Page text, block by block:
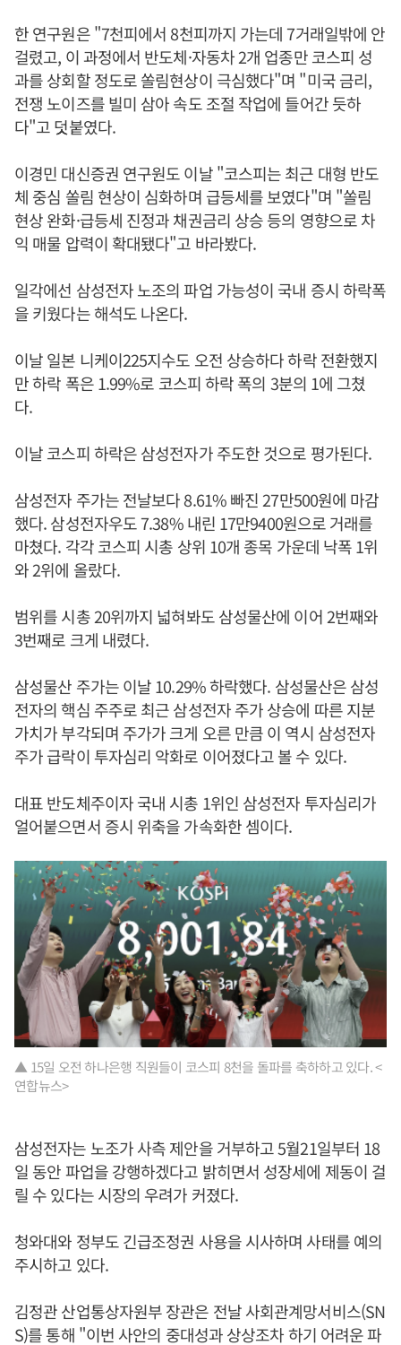
한 연구원은 "7천피에서 8천피까지 가는데 7거래일밖에 안
걸렸고, 이 과정에서 반도체·자동차 2개 업종만 코스피 성
과를 상회할 정도로 쏠림현상이 극심했다"며 "미국 금리,
전쟁 노이즈를 빌미 삼아 속도 조절 작업에 들어간 듯하
다"고 덧붙였다.
이경민 대신증권 연구원도 이날 "코스피는 최근 대형 반도
체 중심 쏠림 현상이 심화하며 급등세를 보였다"며 "쏠림
현상 완화·급등세 진정과 채권금리 상승 등의 영향으로 차
익 매물 압력이 확대됐다"고 바라봤다.
일각에선 삼성전자 노조의 파업 가능성이 국내 증시 하락폭
을 키웠다는 해석도 나온다.
이날 일본 니케이225지수도 오전 상승하다 하락 전환했지
만 하락 폭은 1.99%로 코스피 하락 폭의 3분의 1에 그쳤
다.
이날 코스피 하락은 삼성전자가 주도한 것으로 평가된다.
삼성전자 주가는 전날보다 8.61% 빠진 27만500원에 마감
했다. 삼성전자우도 7.38% 내린 17만9400원으로 거래를
마쳤다. 각각 코스피 시총 상위 10개 종목 가운데 낙폭 1위
와 2위에 올랐다.
범위를 시총 20위까지 넓혀봐도 삼성물산에 이어 2번째와
3번째로 크게 내렸다.
삼성물산 주가는 이날 10.29% 하락했다. 삼성물산은 삼성
전자의 핵심 주주로 최근 삼성전자 주가 상승에 따른 지분
가치가 부각되며 주가가 크게 오른 만큼 이 역시 삼성전자
주가 급락이 투자심리 악화로 이어졌다고 볼 수 있다.
대표 반도체주이자 국내 시총 1위인 삼성전자 투자심리가
얼어붙으면서 증시 위축을 가속화한 셈이다.
▲ 15일 오전 하나은행 직원들이 코스피 8천을 돌파를 축하하고 있다. <
연합뉴스>
삼성전자는 노조가 사측 제안을 거부하고 5월21일부터 18
일 동안 파업을 강행하겠다고 밝히면서 성장세에 제동이 걸
릴 수 있다는 시장의 우려가 커졌다.
청와대와 정부도 긴급조정권 사용을 시사하며 사태를 예의
주시하고 있다.
김정관 산업통상자원부 장관은 전날 사회관계망서비스(SN
S)를 통해 "이번 사안의 중대성과 상상조차 하기 어려운 파